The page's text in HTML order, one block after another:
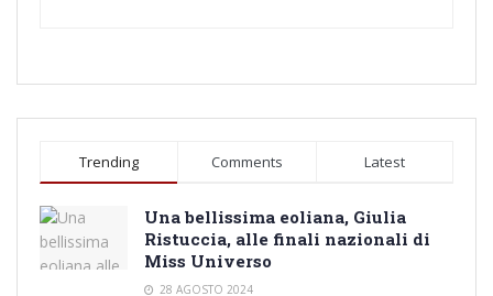
Trending Comments Latest
Una bellissima eoliana, Giulia
Ristuccia, alle finali nazionali di
Miss Universo
28 AGOSTO 2024